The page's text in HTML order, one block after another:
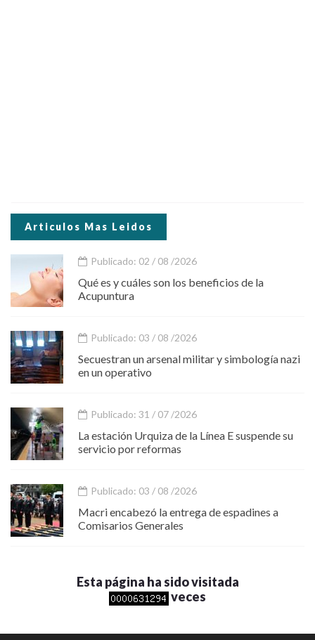
Articulos Mas Leidos
Publicado: 02 / 08 /2026
Qué es y cuáles son los beneficios de la
Acupuntura
Publicado: 03 / 08 /2026
Secuestran un arsenal militar y simbología nazi
en un operativo
Publicado: 31 / 07 /2026
La estación Urquiza de la Línea E suspende su
servicio por reformas
Publicado: 03 / 08 /2026
Macri encabezó la entrega de espadines a
Comisarios Generales
Esta página ha sido visitada
veces